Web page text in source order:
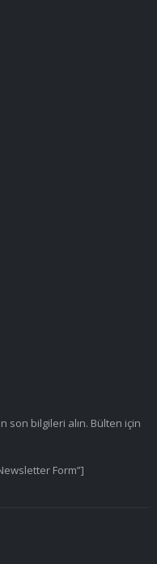
son bilgileri alın. Bülten için
Form”]